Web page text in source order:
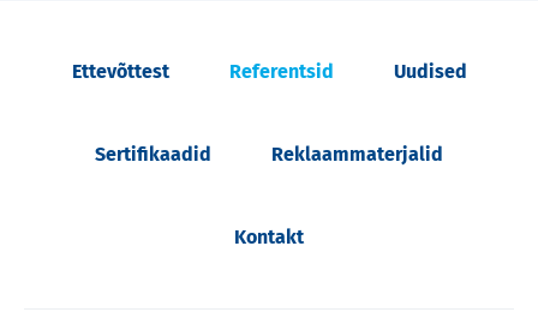
Ettevõttest Referentsid Uudised
Sertifikaadid Reklaammaterjalid
Kontakt